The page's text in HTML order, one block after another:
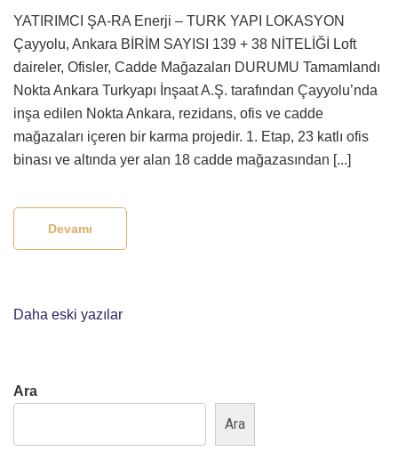
YATIRIMCI ŞA-RA Enerji – TURK YAPI LOKASYON
Çayyolu, Ankara BİRİM SAYISI 139 + 38 NİTELİĞİ Loft
daireler, Ofisler, Cadde Mağazaları DURUMU Tamamlandı
Nokta Ankara Turkyapı İnşaat A.Ş. tarafından Çayyolu’nda
inşa edilen Nokta Ankara, rezidans, ofis ve cadde
mağazaları içeren bir karma projedir. 1. Etap, 23 katlı ofis
binası ve altında yer alan 18 cadde mağazasından [...]
Devamı
Daha eski yazılar
Ara
Ara